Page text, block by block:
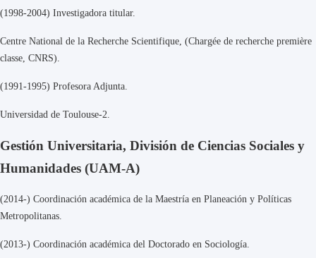
(1998-2004) Investigadora titular.
Centre National de la Recherche Scientifique, (Chargée de recherche première
classe, CNRS).
(1991-1995) Profesora Adjunta.
Universidad de Toulouse-2.
Gestión Universitaria, División de Ciencias Sociales y
Humanidades (UAM-A)
(2014-) Coordinación académica de la Maestría en Planeación y Políticas
Metropolitanas.
(2013-) Coordinación académica del Doctorado en Sociología.